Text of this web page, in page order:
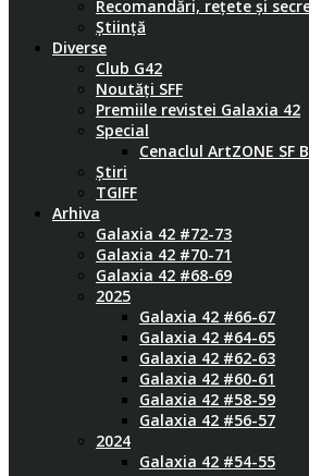
Recomandări, rețete și
Știință
Diverse
Club G42
Noutăți SFF
Premiile revistei Galaxia 42
Special
Cenaclul ArtZONE SF
Știri
TGIFF
Arhiva
Galaxia 42 #72-73
Galaxia 42 #70-71
Galaxia 42 #68-69
2025
Galaxia 42 #66-67
Galaxia 42 #64-65
Galaxia 42 #62-63
Galaxia 42 #60-61
Galaxia 42 #58-59
Galaxia 42 #56-57
2024
Galaxia 42 #54-55